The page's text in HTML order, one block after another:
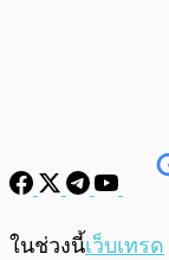
พร้อมเล่น
ในช่วงนี้เว็บเทรด